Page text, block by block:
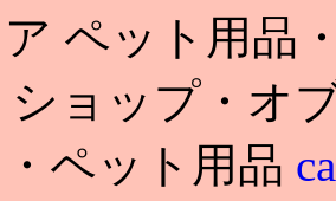
ペット用品
ショップ・オ
ペット用品